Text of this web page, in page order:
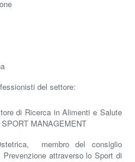
del settore:
di Ricerca in Alimenti e Salute
MANAGEMENT
membro del consiglio
attraverso lo Sport di